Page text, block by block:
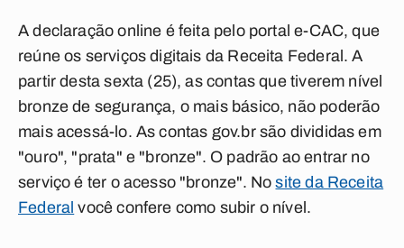
A declaração online é feita pelo portal e-CAC, que
reúne os serviços digitais da Receita Federal. A
partir desta sexta (25), as contas que tiverem nível
bronze de segurança, o mais básico, não poderão
mais acessá-lo. As contas gov.br são divididas em
"ouro", "prata" e "bronze". O padrão ao entrar no
serviço é ter o acesso "bronze". Nosite da Receita
Federal você confere como subir o nível.